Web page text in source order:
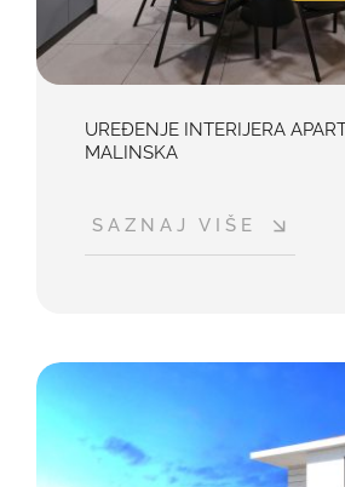
UREĐENJE INTERIJERA
MALINSKA
SAZNAJ VIŠE